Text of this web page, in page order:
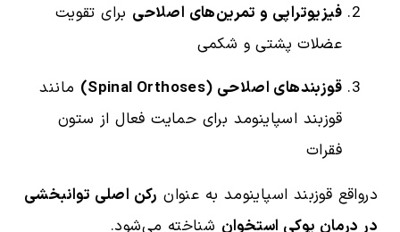
فیزیوتراپی و تمرین‌های اصلاحی برای تقویت
عضلات پشتی و شکمی
قوزبندهای اصلاحی (Spinal Orthoses)
مانند
قوزبند اسپاینومد برای حمایت فعال از ستون
فقرات
درواقع قوزبند اسپاینومد به عنوان رکن اصلی توانبخشی
در درمان پوکی استخوان شناخته می‌شود.